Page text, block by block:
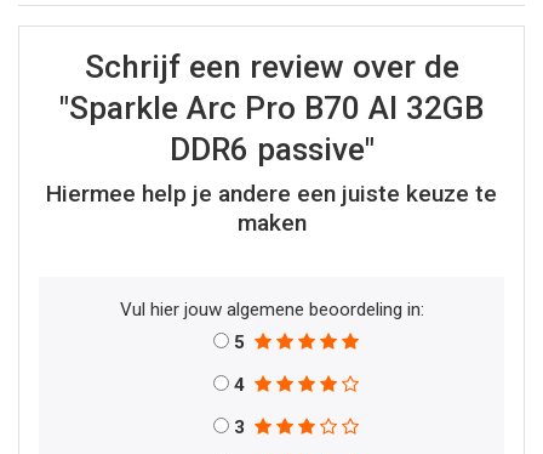
Schrijf een review over de
"Sparkle Arc Pro B70 AI 32GB
DDR6 passive"
Hiermee help je andere een juiste keuze te
maken
Vul hier jouw algemene beoordeling in:
5
4
3